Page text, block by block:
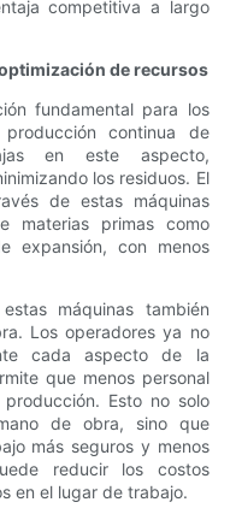
competitiva a largo
de recursos
fundamental para los
continua de
en este aspecto,
los residuos. El
de estas máquinas
materias primas como
expansión, con menos
máquinas también
Los operadores ya no
cada aspecto de la
que menos personal
Esto no solo
de obra, sino que
más seguros y menos
reducir los costos
en el lugar de trabajo.